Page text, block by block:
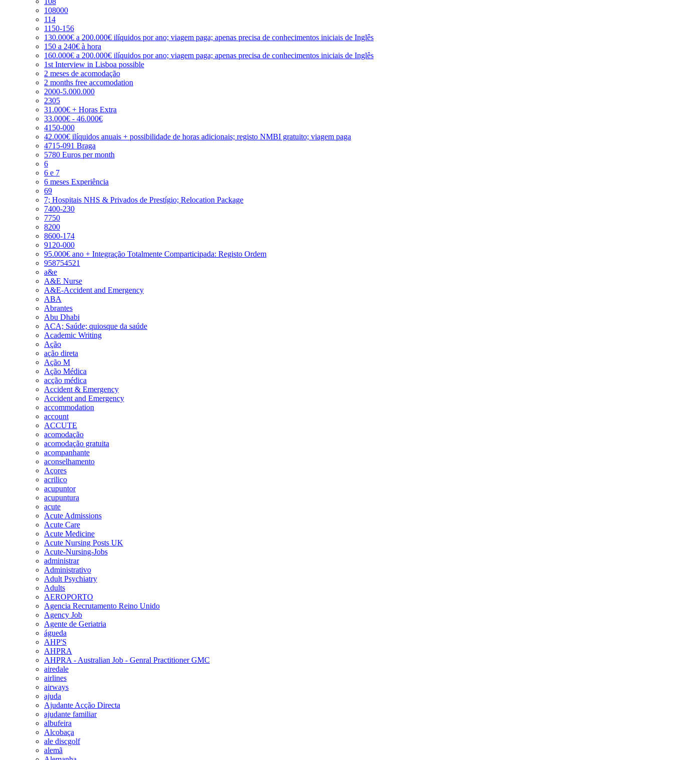
108000
114
1150-156
130.000€ a 200.000€ ilíquidos por ano; viagem paga; apenas precisa de conhecimentos iniciais de Inglês
150 a 240€ à hora
160.000€ a 200.000€ ilíquidos por ano; viagem paga; apenas precisa de conhecimentos iniciais de Inglês
1st Interview in Lisboa possible
2 meses de acomodação
2 months free accomodation
2000-5.000.000
2305
31.000€ + Horas Extra
33.000€ - 46.000€
4150-000
42.000€ ilíquidos anuais + possibilidade de horas adicionais; registo NMBI gratuito; viagem paga
4715-091 Braga
5780 Euros per month
6
6 e 7
6 meses Experiência
69
7; Hospitais NHS & Privados de Prestígio; Relocation Package
7400-230
7750
8200
8600-174
9120-000
95.000€ ano + Integração Totalmente Comparticipada: Registo Ordem
958754521
a&e
A&E Nurse
A&E-Accident and Emergency
ABA
Abrantes
Abu Dhabi
ACA; Saúde; quiosque da saúde
Academic Writing
Ação
ação direta
Ação M
Ação Médica
acção médica
Accident & Emergency
Accident and Emergency
accommodation
account
ACCUTE
acomodação
acomodação gratuita
acompanhante
aconselhamento
Açores
acrilico
acupuntor
acupuntura
acute
Acute Admissions
Acute Care
Acute Medicine
Acute Nursing Posts UK
Acute-Nursing-Jobs
administrar
Administrativo
Adult Psychiatry
Adults
AEROPORTO
Agencia Recrutamento Reino Unido
Agency Job
Agente de Geriatria
águeda
AHP'S
AHPRA
AHPRA - Australian Job - Genral Practitioner GMC
airedale
airlines
airways
ajuda
Ajudante Acção Directa
ajudante familiar
albufeira
Alcobaça
ale discgolf
alemã